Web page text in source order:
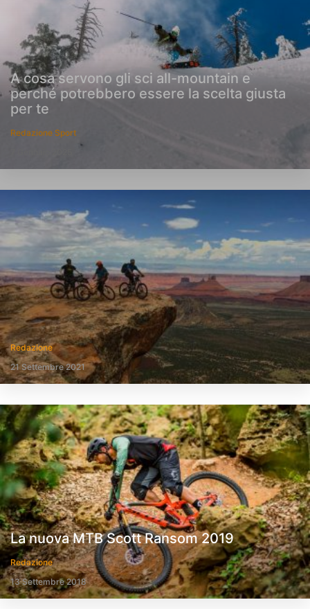
A cosa servono gli sci all-mountain e
perché potrebbero essere la scelta giusta
per te
Redazione Sport
Redazione
21 Settembre 2021
La nuova MTB Scott Ransom 2019
Redazione
13 Settembre 2018